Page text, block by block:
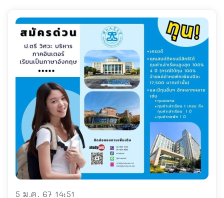
5 ม.ค. 67 14:51